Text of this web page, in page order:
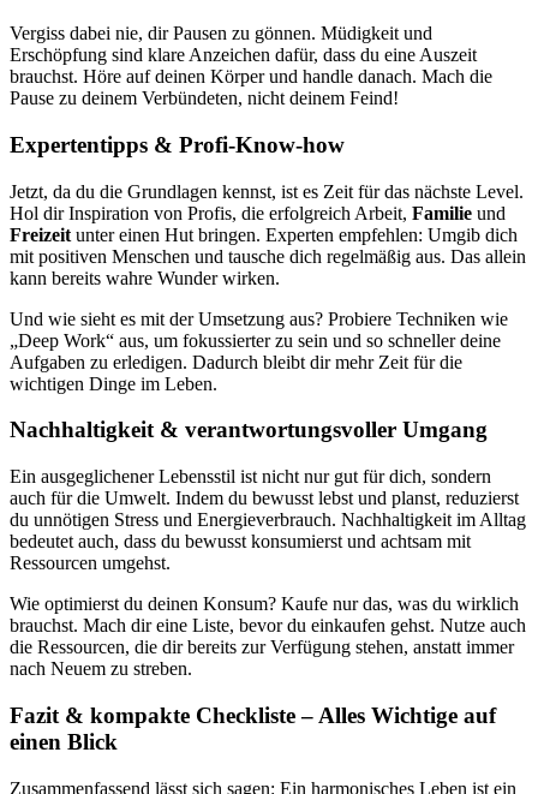
Vergiss dabei nie, dir Pausen zu gönnen. Müdigkeit und
Erschöpfung sind klare Anzeichen dafür, dass du eine Auszeit
brauchst. Höre auf deinen Körper und handle danach. Mach die
Pause zu deinem Verbündeten, nicht deinem Feind!
Expertentipps & Profi-Know-how
Jetzt, da du die Grundlagen kennst, ist es Zeit für das nächste Level.
Hol dir Inspiration von Profis, die erfolgreich Arbeit, Familie und
Freizeit unter einen Hut bringen. Experten empfehlen: Umgib dich
mit positiven Menschen und tausche dich regelmäßig aus. Das allein
kann bereits wahre Wunder wirken.
Und wie sieht es mit der Umsetzung aus? Probiere Techniken wie
„Deep Work“ aus, um fokussierter zu sein und so schneller deine
Aufgaben zu erledigen. Dadurch bleibt dir mehr Zeit für die
wichtigen Dinge im Leben.
Nachhaltigkeit & verantwortungsvoller Umgang
Ein ausgeglichener Lebensstil ist nicht nur gut für dich, sondern
auch für die Umwelt. Indem du bewusst lebst und planst, reduzierst
du unnötigen Stress und Energieverbrauch. Nachhaltigkeit im Alltag
bedeutet auch, dass du bewusst konsumierst und achtsam mit
Ressourcen umgehst.
Wie optimierst du deinen Konsum? Kaufe nur das, was du wirklich
brauchst. Mach dir eine Liste, bevor du einkaufen gehst. Nutze auch
die Ressourcen, die dir bereits zur Verfügung stehen, anstatt immer
nach Neuem zu streben.
Fazit & kompakte Checkliste – Alles Wichtige auf
einen Blick
Zusammenfassend lässt sich sagen: Ein harmonisches Leben ist ein